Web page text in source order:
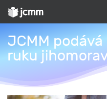
JCMM
ruku